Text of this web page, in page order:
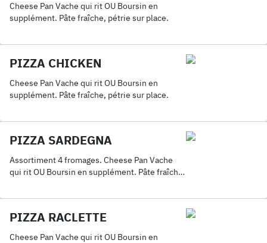
Cheese Pan Vache qui rit OU Boursin en
supplément. Pâte fraîche, pétrie sur place.
PIZZA CHICKEN
Cheese Pan Vache qui rit OU Boursin en
supplément. Pâte fraîche, pétrie sur place.
PIZZA SARDEGNA
Assortiment 4 fromages. Cheese Pan Vache
qui rit OU Boursin en supplément. Pâte fraîche,
PIZZA RACLETTE
Cheese Pan Vache qui rit OU Boursin en